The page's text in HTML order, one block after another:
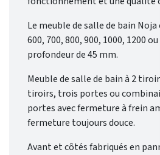
Le meuble de salle de bain
600, 700, 800, 900, 1000, 1200
profondeur de 45 mm.
Meuble de salle de bain à 2
tiroirs, trois portes ou
portes avec fermeture à frein
fermeture toujours douce.
Avant et côtés fabriqués en